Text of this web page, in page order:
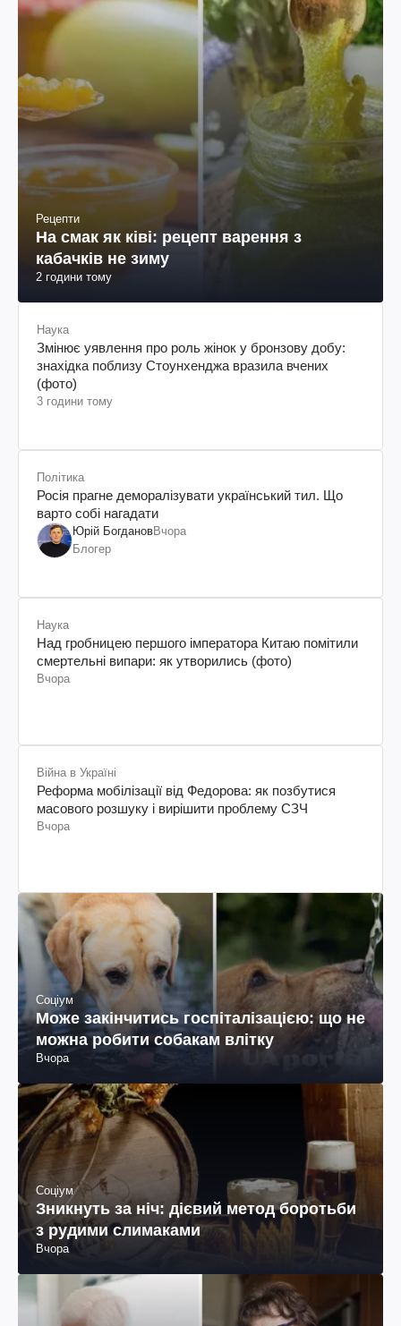
Рецепти
На смак як ківі: рецепт варення з
кабачків не зиму
2 години тому
Наука
Змінює уявлення про роль жінок у бронзову добу:
знахідка поблизу Стоунхенджа вразила вчених
(фото)
3 години тому
Політика
Росія прагне деморалізувати український тил. Що
варто собі нагадати
Юрій БогдановВчора
Блогер
Наука
Над гробницею першого імператора Китаю помітили
смертельні випари: як утворились (фото)
Вчора
Війна в Україні
Реформа мобілізації від Федорова: як позбутися
масового розшуку і вирішити проблему СЗЧ
Вчора
Соціум
Може закінчитись госпіталізацією: що не
можна робити собакам влітку
Вчора
Соціум
Зникнуть за ніч: дієвий метод боротьби
з рудими слимаками
Вчора